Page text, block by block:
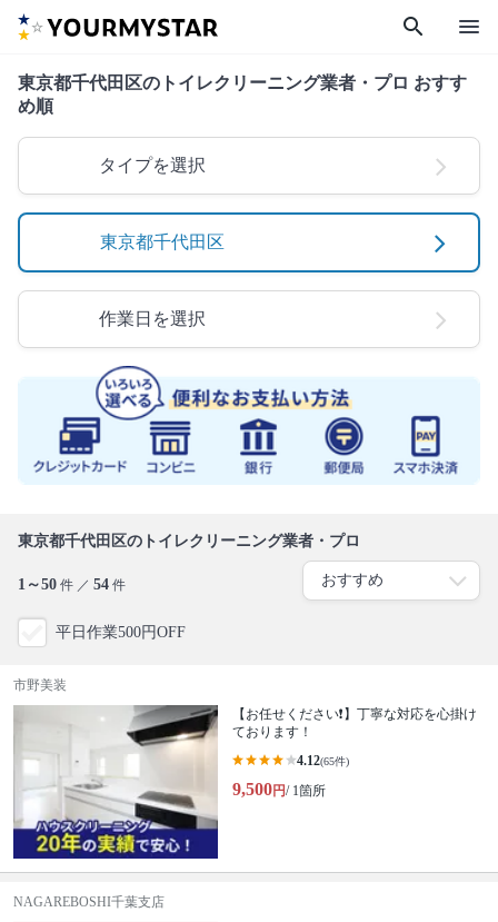
search menu
東京都千代田区のトイレクリーニング業者・プロ おすす
め順
タイプを選択
東京都千代田区
作業日を選択
東京都千代田区のトイレクリーニング業者・プロ
1～50 件 ／ 54 件
平日作業500円OFF
市野美装
【お任せください❗️】丁寧な対応を心掛け
ております！
4.12(65件)
9,500円/ 1箇所
NAGAREBOSHI千葉支店